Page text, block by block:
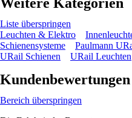
Liste überspringen
Leuchten & Elektro
Schienensysteme
Paulmann
URail Schienen
URail Leuchten
Kundenbewertungen
Bereich überspringen